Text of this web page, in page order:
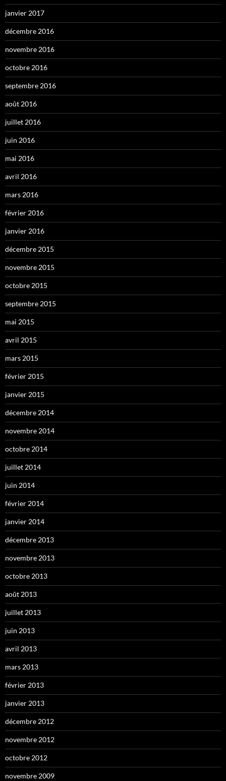
janvier 2017
décembre 2016
novembre 2016
octobre 2016
septembre 2016
août 2016
juillet 2016
juin 2016
mai 2016
avril 2016
mars 2016
février 2016
janvier 2016
décembre 2015
novembre 2015
octobre 2015
septembre 2015
mai 2015
avril 2015
mars 2015
février 2015
janvier 2015
décembre 2014
novembre 2014
octobre 2014
juillet 2014
juin 2014
février 2014
janvier 2014
décembre 2013
novembre 2013
octobre 2013
août 2013
juillet 2013
juin 2013
avril 2013
mars 2013
février 2013
janvier 2013
décembre 2012
novembre 2012
octobre 2012
novembre 2009